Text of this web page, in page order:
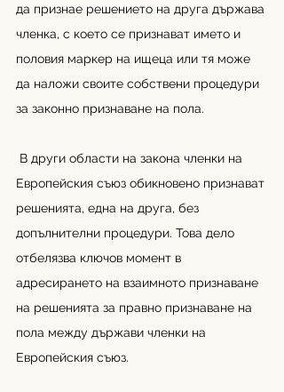
да признае решението на друга държава
членка, с което се признават името и
половия маркер на ищеца или тя може
да наложи своите собствени процедури
за законно признаване на пола.
Европейския съюз обикновено признават
решенията, една на друга, без
допълнителни процедури. Това дело
отбелязва ключов момент в
адресирането на взаимното признаване
на решенията за правно признаване на
пола между държави членки на
Европейския съюз.